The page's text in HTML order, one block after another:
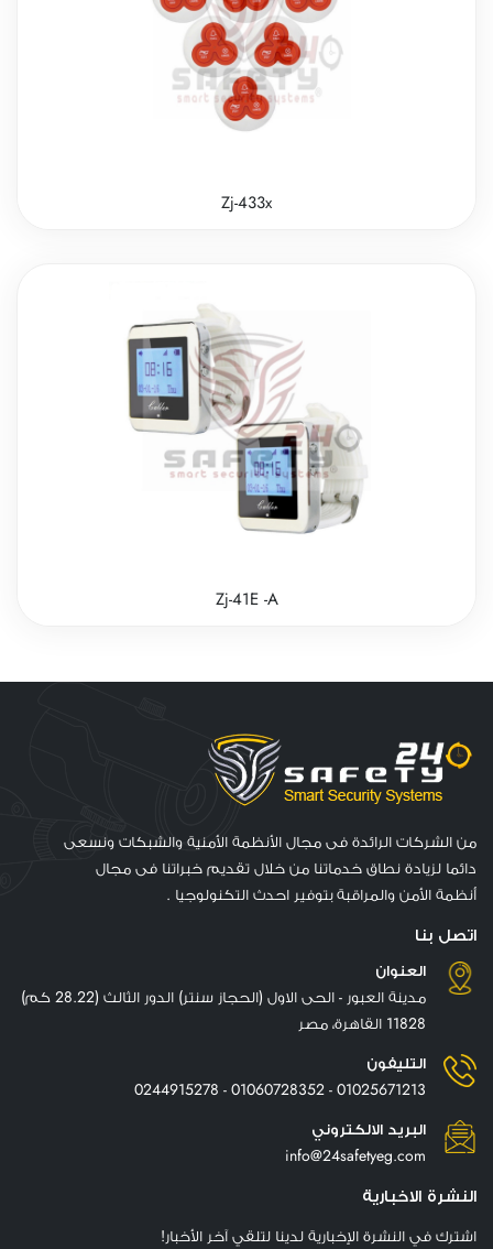
Zj-433x
Zj-41E -A
من الشركات الرائدة فى مجال الأنظمة الأمنية والشبكات ونسعى
دائما لزيادة نطاق خدماتنا من خلال تقديم خبراتنا فى مجال
أنظمة الأمن والمراقبة بتوفير احدث التكنولوجيا .
اتصل بنا
العنوان
مدينة العبور - الحى الاول (الحجاز سنتر) الدور الثالث (28.22 كم)
11828 القاهرة، مصر
التليفون
01025671213 - 01060728352 - 0244915278
البريد الالكتروني
info@24safetyeg.com
النشرة الاخبارية
اشترك في النشرة الإخبارية لدينا لتلقي آخر الأخبار!